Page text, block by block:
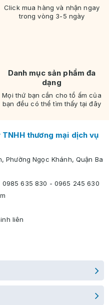
Click mua hàng và nhận ngay
trong vòng 3-5 ngày
Danh mục sản phẩm đa
dạng
Mọi thứ bạn cần cho tổ ấm của
bạn đều có thể tìm thấy tại đây
thương mại dịch vụ
Phường Ngọc Khánh, Quận Ba
0985 635 830 - 0965 245 630
liên